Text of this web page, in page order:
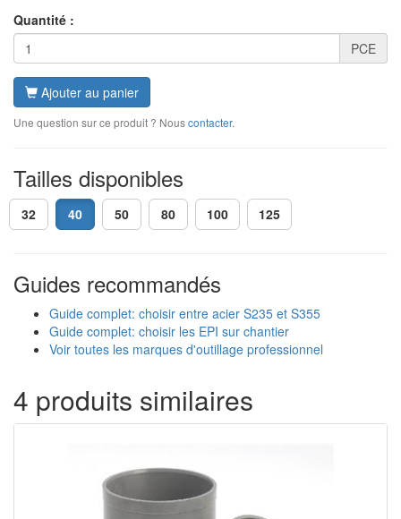
Quantité :
PCE
Ajouter au panier
Une question sur ce produit ? Nouscontacter.
Tailles disponibles
32 40 50 80 100 125
Guides recommandés
Guide complet: choisir entre acier S235 et S355
Guide complet: choisir les EPI sur chantier
Voir toutes les marques d'outillage professionnel
4 produits similaires